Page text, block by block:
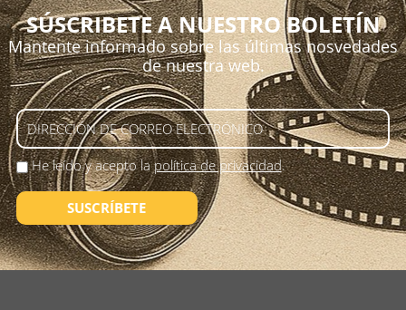
SÚSCRIBETE A NUESTRO BOLETÍN
Mantente informado sobre las últimas nosvedades
de nuestra web.
He leído y acepto lapolítica de privacidad.
SUSCRÍBETE